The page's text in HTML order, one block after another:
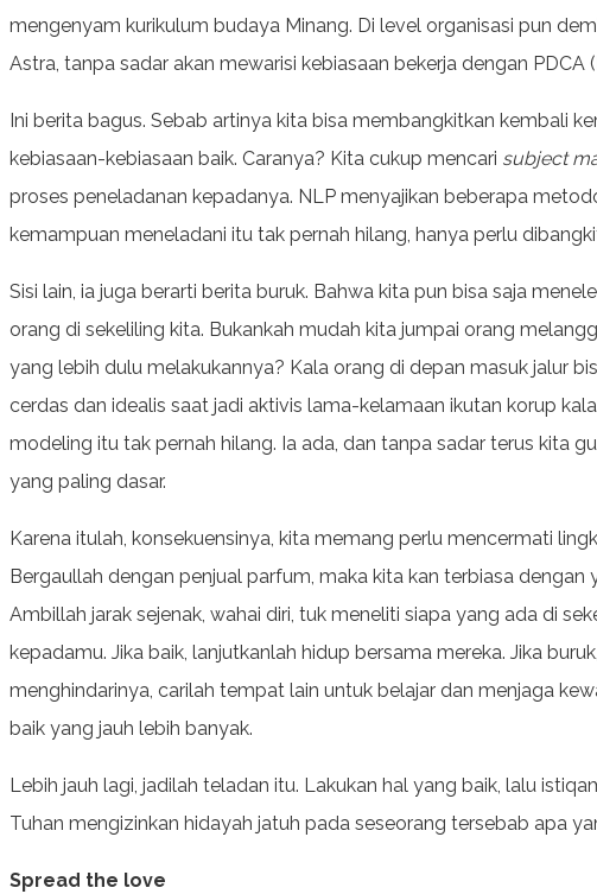
mengenyam kurikulum budaya Minang. Di level organisasi pun
Astra, tanpa sadar akan mewarisi kebiasaan bekerja dengan
Ini berita bagus. Sebab artinya kita bisa membangkitkan kembali
kebiasaan-kebiasaan baik. Caranya? Kita cukup mencari subject
proses peneladanan kepadanya. NLP menyajikan beberapa
kemampuan meneladani itu tak pernah hilang, hanya perlu
Sisi lain, ia juga berarti berita buruk. Bahwa kita pun bisa saja
orang di sekeliling kita. Bukankah mudah kita jumpai orang
yang lebih dulu melakukannya? Kala orang di depan masuk jalur
cerdas dan idealis saat jadi aktivis lama-kelamaan ikutan korup
modeling itu tak pernah hilang. Ia ada, dan tanpa sadar terus kita
yang paling dasar.
Karena itulah, konsekuensinya, kita memang perlu mencermati
Bergaullah dengan penjual parfum, maka kita kan terbiasa
Ambillah jarak sejenak, wahai diri, tuk meneliti siapa yang ada di
kepadamu. Jika baik, lanjutkanlah hidup bersama mereka. Jika
menghindarinya, carilah tempat lain untuk belajar dan menjaga
baik yang jauh lebih banyak.
Lebih jauh lagi, jadilah teladan itu. Lakukan hal yang baik, lalu
Tuhan mengizinkan hidayah jatuh pada seseorang tersebab apa
Spread the love